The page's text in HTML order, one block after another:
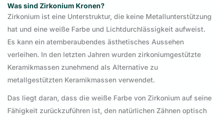
Was sind Zirkonium Kronen?
Zirkonium ist eine Unterstruktur, die keine Metallunterstützung
hat und eine weiße Farbe und Lichtdurchlässigkeit aufweist.
Es kann ein atemberaubendes ästhetisches Aussehen
verleihen. In den letzten Jahren wurden zirkoniumgestützte
Keramikmassen zunehmend als Alternative zu
metallgestützten Keramikmassen verwendet.
Das liegt daran, dass die weiße Farbe von Zirkonium auf seine
Fähigkeit zurückzuführen ist, den natürlichen Zähnen optisch